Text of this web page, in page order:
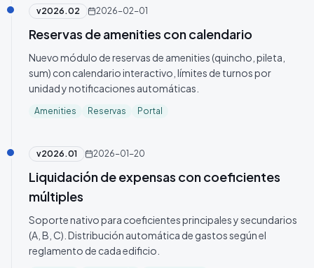
v2026.02 2026-02-01
Reservas de amenities con calendario
Nuevo módulo de reservas de amenities (quincho, pileta,
sum) con calendario interactivo, límites de turnos por
unidad y notificaciones automáticas.
Amenities Reservas Portal
v2026.01 2026-01-20
Liquidación de expensas con coeficientes
múltiples
Soporte nativo para coeficientes principales y secundarios
(A, B, C). Distribución automática de gastos según el
reglamento de cada edificio.